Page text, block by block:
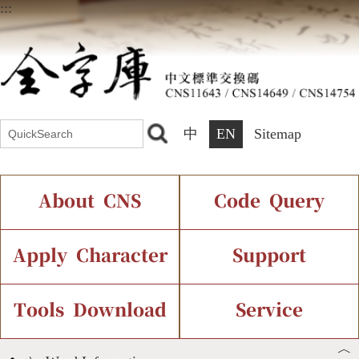
:::
中 EN Sitemap
About CNS
Introduction Current Status
Chinese Code Status
Code Query
IDS Query
Components Query
Apply Character
Application Process
Support
Font Instant Display
Tools Download Service
︿